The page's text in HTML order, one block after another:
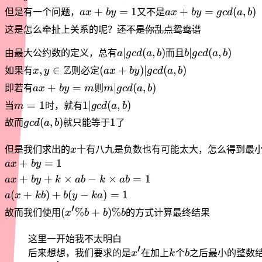
1
(\mod
b) \iff
ax +
by =
1
但是有一个问题， ax
+
by
=
1
ax + by = 1又不是ax + by
=
gcd(a,b)
ax + by = gcd(a, b)
这是怎么牵扯上关系的呢？ 还不是你乱点鸳鸯谱
由最大公约数的定义，总有a|gcd(a,b)
a gcd(a, b)而且 b|gcd(a,b)
b∣ gcd(a, b)
如果有x,y \in
\mathbb
Z
x, y ∈ Z则必定(ax +
by)|gcd(a,b)
(ax + by) gcd(a, b)
即若有ax
+
=
ax + by = m则m|gcd(a,b)
m gcd(a, b)
当m=1
m = 1时，就有1|gcd(a,b)
1∣gcd(a, b)
故而gcd(a,b)
gcd(a, b)就只能等于1
1 了
但是我们求出的x
x十有八九是负数也有可能太大，怎么得到最
ax
+
by
=
1
ax + by = 1
ax +
by +
k
\times
ab - k
\times
ax + by + k × ab − k × ab = 1
a(x
+
kb)
b(y -
a(x + kb) + b(y − ka) = 1
故而我们使用 (x' \%
b)\%b
(x′%b + b)%b的方式计算最终结果
这里一开始我不太明白
后来想想，我们要求的是x'
x′在加上k
k个b
b之后最小的整数